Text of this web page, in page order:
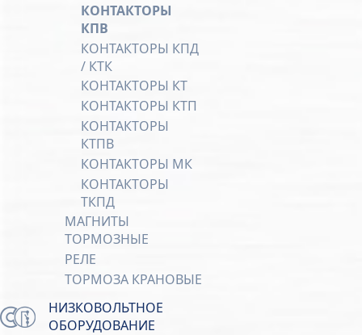
КОНТАКТОРЫ
КПВ
КОНТАКТОРЫ КПД
/ КТК
КОНТАКТОРЫ КТ
КОНТАКТОРЫ КТП
КОНТАКТОРЫ
КТПВ
КОНТАКТОРЫ МК
КОНТАКТОРЫ
ТКПД
МАГНИТЫ
ТОРМОЗНЫЕ
РЕЛЕ
ТОРМОЗА КРАНОВЫЕ
НИЗКОВОЛЬТНОЕ
ОБОРУДОВАНИЕ